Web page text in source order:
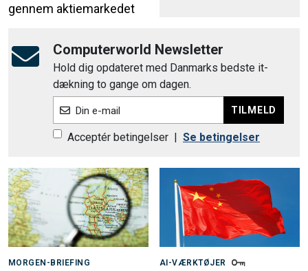
gennem aktiemarkedet
Computerworld Newsletter
Hold dig opdateret med Danmarks bedste it-
dækning to gange om dagen.
Din e-mail TILMELD
Acceptér betingelser Se betingelser
MORGEN-BRIEFING AI-VÆRKTØJER